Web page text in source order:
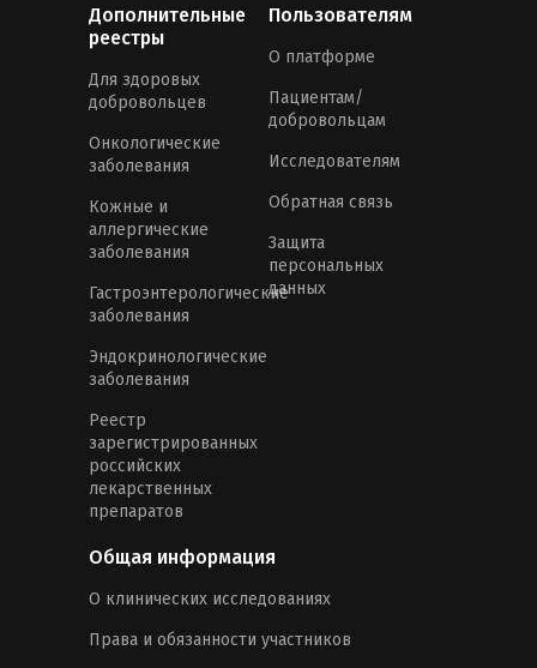
Дополнительные
реестры
Для здоровых
добровольцев
Онкологические
заболевания
Кожные и
аллергические
заболевания
Гастроэнтерологические
заболевания
Эндокринологические
заболевания
Реестр
зарегистрированных
российских
лекарственных
препаратов
Пользователям
О платформе
Пациентам/
добровольцам
Исследователям
Обратная связь
Защита
персональных
данных
Общая информация
О клинических исследованиях
Права и обязанности участников